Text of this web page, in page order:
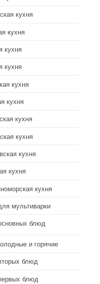
кухня
кухня
кухня
кухня
кухня
кухня
кухня
кухня
кухня
кухня
кухня
мультиварки
блюд
и горячие
блюд
блюд